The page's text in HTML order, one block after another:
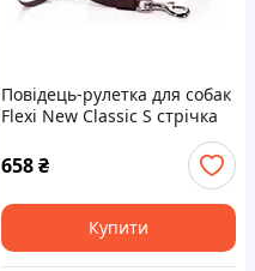
Повідець-рулетка для собак
Flexi New Classic S стрічка
658₴
Купити